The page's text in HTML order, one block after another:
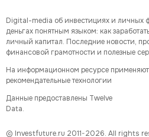
Digital-media об инвестициях и личных
деньгах понятным языком: как
личный капитал. Последние новости,
финансовой грамотности и полезные
На информационном ресурсе
рекомендательные технологии
Данные предоставлены Twelve
Data.
© Investfuture.ru 2011-2026. All rights